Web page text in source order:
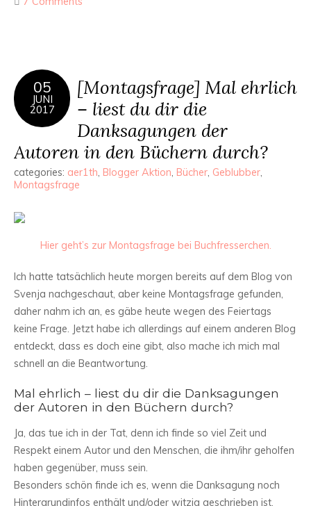
05
JUNI
2017
[Montagsfrage] Mal ehrlich
– liest du dir die
Danksagungen der
Autoren in den Büchern durch?
categories: aer1th, Blogger Aktion, Bücher, Geblubber,
Montagsfrage
Hier geht’s zur Montagsfrage bei Buchfresserchen.
Ich hatte tatsächlich heute morgen bereits auf dem Blog von
Svenja nachgeschaut, aber keine Montagsfrage gefunden,
daher nahm ich an, es gäbe heute wegen des Feiertags
keine Frage. Jetzt habe ich allerdings auf einem anderen Blog
entdeckt, dass es doch eine gibt, also mache ich mich mal
schnell an die Beantwortung.
Mal ehrlich – liest du dir die Danksagungen
der Autoren in den Büchern durch?
Ja, das tue ich in der Tat, denn ich finde so viel Zeit und
Respekt einem Autor und den Menschen, die ihm/ihr geholfen
haben gegenüber, muss sein.
Besonders schön finde ich es, wenn die Danksagung noch
Hintergrundinfos enthält und/oder witzig geschrieben ist.